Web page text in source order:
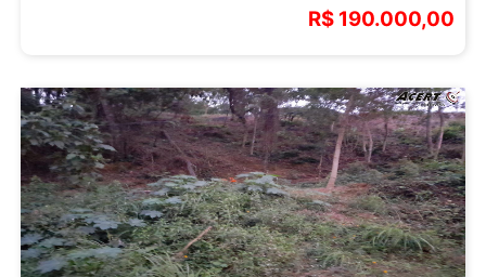
R$ 190.000,00